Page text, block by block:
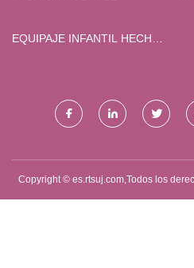
EQUIPAJE INFANTIL HECHO
Copyright © es.rtsuj.com,Todos los